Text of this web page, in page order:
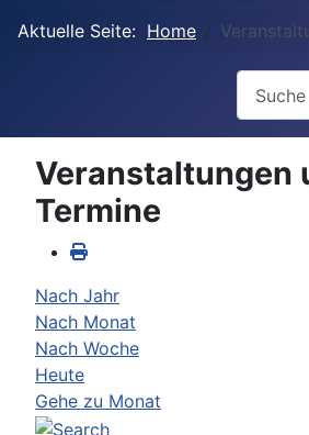
Aktuelle Seite: Home
Veranstaltungen
Termine
Nach Jahr
Nach Monat
Nach Woche
Heute
Gehe zu Monat